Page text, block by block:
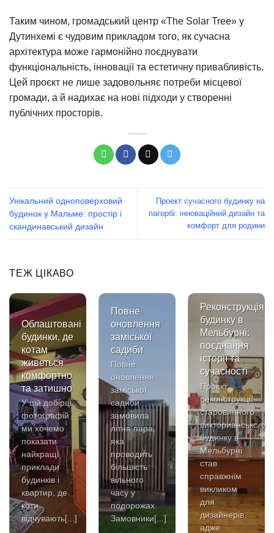
Таким чином, громадський центр «The Solar Tree» у
Дутинхемі є чудовим прикладом того, як сучасна
архітектура може гармонійно поєднувати
функціональність, інновації та естетичну привабливість.
Цей проєкт не лише задовольняє потреби місцевої
громади, а й надихає на нові підходи у створенні
публічних просторів.
Унікальний одноповерховий
будинок у Мальме: простір і
скандинавський дизайн
Проект сучасного будинку на
пагорбі: інноваційний дизайн та
комфорт для родини
ТЕЖ ЦІКАВО
Облаштовані
будинки, де
котам
живеться
комфортно
та затишно
У цій добірці
фотографій
ми хочемо
показати
найкращі
приклади
будинків і
квартир, де
коти
відчувають[...]
Повне
оновлення
заміської
садиби
Повне
оновлення
заміської
садиби
замовила
літня пара,
яка
проводить
більшість
вільного
часу у
подорожах.
Замовники[...]
Реконструкція
будинку в
Мельбурні:
поєднання
історії та
сучасності
Проєкт
реконструкції
старовинного
викторианського
будинку в
Мельбурні
став
справжнім
викликом
для
дизайнерів,
адже